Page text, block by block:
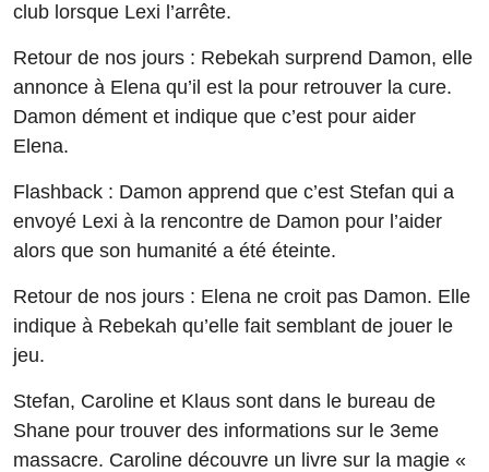
club lorsque Lexi l’arrête.
Retour de nos jours : Rebekah surprend Damon, elle
annonce à Elena qu’il est la pour retrouver la cure.
Damon dément et indique que c’est pour aider
Elena.
Flashback : Damon apprend que c’est Stefan qui a
envoyé Lexi à la rencontre de Damon pour l’aider
alors que son humanité a été éteinte.
Retour de nos jours : Elena ne croit pas Damon. Elle
indique à Rebekah qu’elle fait semblant de jouer le
jeu.
Stefan, Caroline et Klaus sont dans le bureau de
Shane pour trouver des informations sur le 3eme
massacre. Caroline découvre un livre sur la magie «